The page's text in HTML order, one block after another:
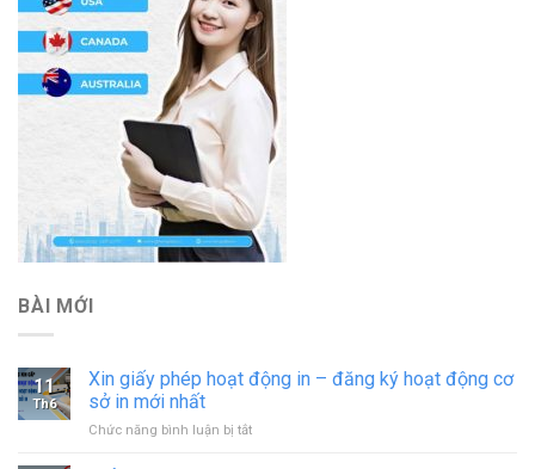
BÀI MỚI
11
Th6
Xin giấy phép hoạt động in – đăng ký hoạt động cơ
sở in mới nhất
Chức năng bình luận bị tắtở